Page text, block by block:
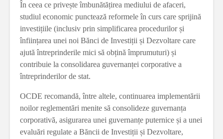
În ceea ce privește îmbunătățirea mediului de afaceri,
studiul economic punctează reformele în curs care sprijină
investițiile (inclusiv prin simplificarea procedurilor și
înființarea unei noi Bănci de Investiții și Dezvoltare care
ajută întreprinderile mici să obțină împrumuturi) și
contribuie la consolidarea guvernanței corporative a
întreprinderilor de stat.
OCDE recomandă, între altele, continuarea implementării
noilor reglementări menite să consolideze guvernanța
corporativă, asigurarea unei guvernanțe puternice și a unei
evaluări regulate a Băncii de Investiții și Dezvoltare,